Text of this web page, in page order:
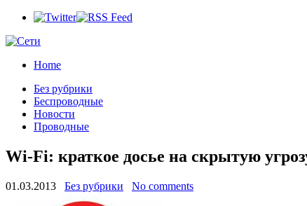
Home
Без рубрики
Беспроводные
Новости
Проводные
Wi-Fi: краткое досье на скрытую
01.03.2013 Без рубрики No comments